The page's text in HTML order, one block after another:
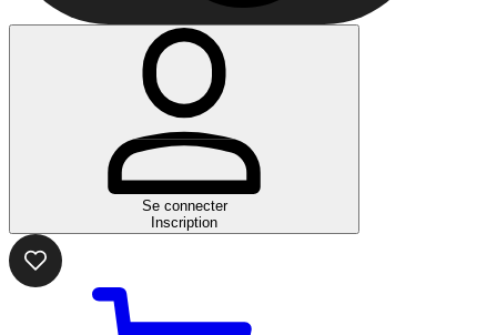
Se connecter
Inscription